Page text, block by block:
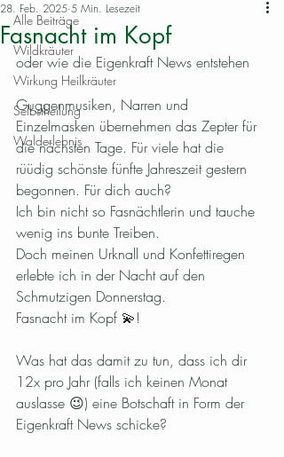
Alle Beiträge
Wildkräuter
Wirkung Heilkräuter
Selbstheilung
Walderlebnis
Fasnacht im Kopf
28. Feb. 2025 5 Min. Lesezeit
oder wie die Eigenkraft News entstehen
Guggenmusiken, Narren und
Einzelmasken übernehmen das Zepter für
die nächsten Tage. Für viele hat die
rüüdig schönste fünfte Jahreszeit gestern
begonnen. Für dich auch?
Ich bin nicht so Fasnächtlerin und tauche
wenig ins bunte Treiben.
Doch meinen Urknall und Konfettiregen
erlebte ich in der Nacht auf den
Schmutzigen Donnerstag.
Fasnacht im Kopf 💫!
Was hat das damit zu tun, dass ich dir
12x pro Jahr (falls ich keinen Monat
auslasse 😉) eine Botschaft in Form der
Eigenkraft News schicke?